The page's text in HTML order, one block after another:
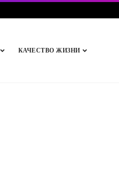
КАЧЕСТВО ЖИЗНИ